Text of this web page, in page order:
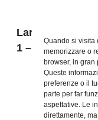
Quando si visita
memorizzare o
browser, in gran
Queste
preferenze o il
parte per far
aspettative. Le
direttamente,
Largo
1 – 00168 Roma